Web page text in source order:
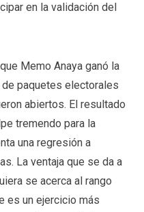
en la validación del
Memo Anaya ganó la
paquetes electorales
abiertos. El resultado
tremendo para la
una regresión a
La ventaja que se da a
se acerca al rango
es un ejercicio más